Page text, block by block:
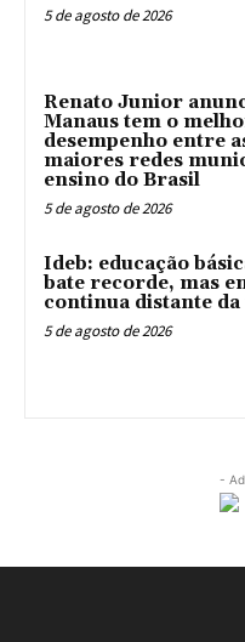
5 de agosto de 2026
Renato Junior
Manaus tem o
desempenho entre
maiores redes
ensino do Brasil
5 de agosto de 2026
Ideb: educação
bate recorde, mas
continua distante da
5 de agosto de 2026
-